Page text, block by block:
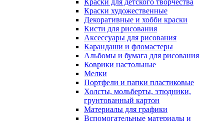
Краски для детского творчества
Краски художественные
Декоративные и хобби краски
Кисти для рисования
Аксессуары для рисования
Карандаши и фломастеры
Альбомы и бумага для рисования
Коврики настольные
Мелки
Портфели и папки пластиковые
Холсты, мольберты, этюдники,
грунтованный картон
Материалы для графики
Вспомогательные материалы и